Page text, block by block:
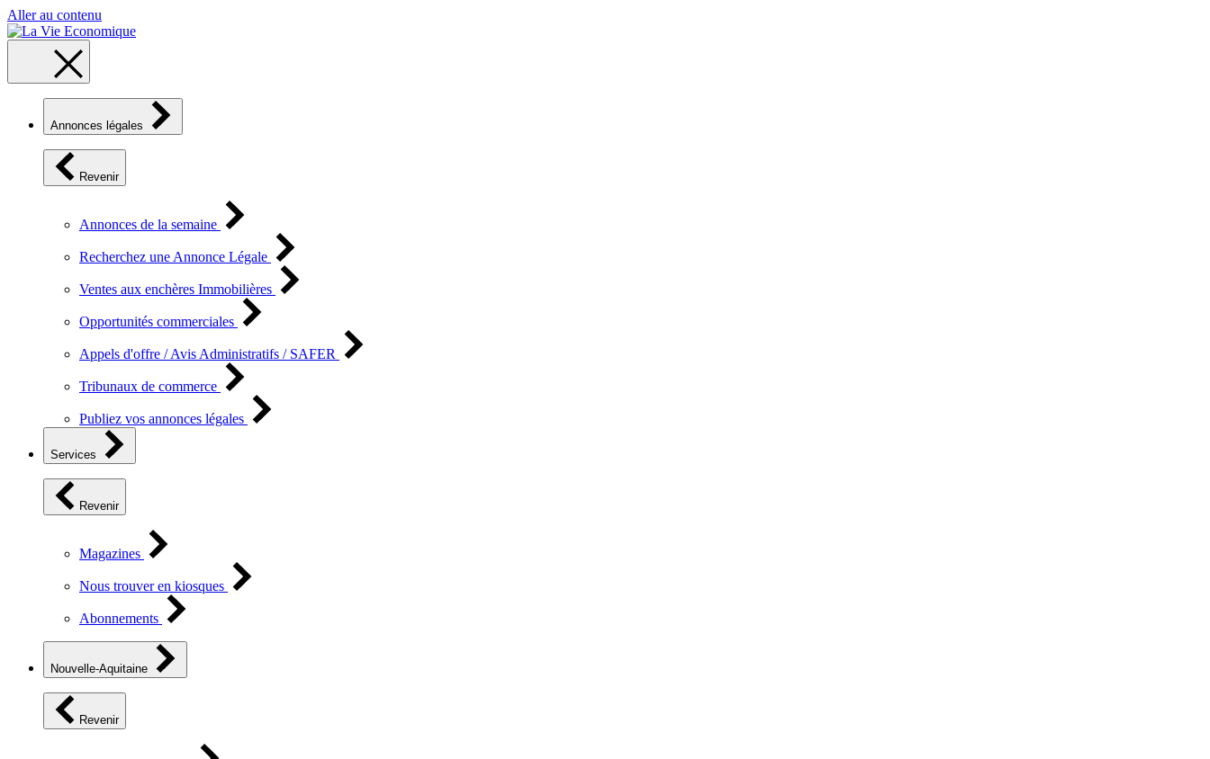
Aller au contenu
Annonces légales
Revenir
Annonces de la semaine
Recherchez une Annonce Légale
Ventes aux enchères Immobilières
Opportunités commerciales
Appels d'offre / Avis Administratifs / SAFER
Tribunaux de commerce
Publiez vos annonces légales
Services
Revenir
Magazines
Nous trouver en kiosques
Abonnements
Nouvelle-Aquitaine
Revenir